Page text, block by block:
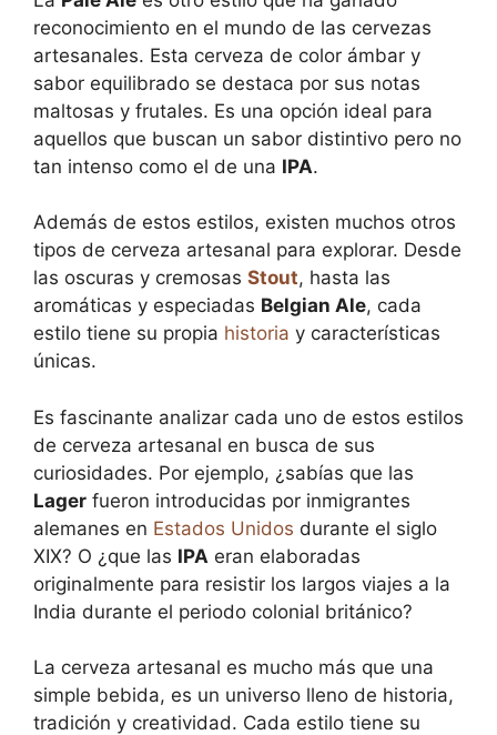
reconocimiento en el mundo de las cervezas
artesanales. Esta cerveza de color ámbar y
sabor equilibrado se destaca por sus notas
maltosas y frutales. Es una opción ideal para
aquellos que buscan un sabor distintivo pero no
tan intenso como el de una IPA.
Además de estos estilos, existen muchos otros
tipos de cerveza artesanal para explorar. Desde
las oscuras y cremosas Stout, hasta las
aromáticas y especiadas Belgian Ale, cada
estilo tiene su propia historia y características
únicas.
Es fascinante analizar cada uno de estos estilos
de cerveza artesanal en busca de sus
curiosidades. Por ejemplo, ¿sabías que las
Lager fueron introducidas por inmigrantes
alemanes en Estados Unidos durante el siglo
XIX? O ¿que las IPA eran elaboradas
originalmente para resistir los largos viajes a la
India durante el periodo colonial británico?
La cerveza artesanal es mucho más que una
simple bebida, es un universo lleno de historia,
tradición y creatividad. Cada estilo tiene su